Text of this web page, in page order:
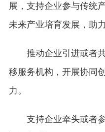
展，支持企业参与传统
未来产业培育发展，助
推动企业引进或者共
移服务机构，开展协同
力。
支持企业牵头或者参